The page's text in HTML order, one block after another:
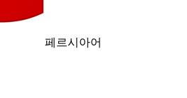
페르시아어